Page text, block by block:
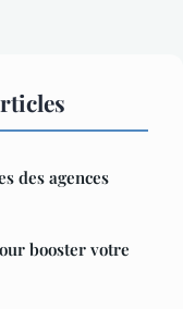
des agences
booster votre